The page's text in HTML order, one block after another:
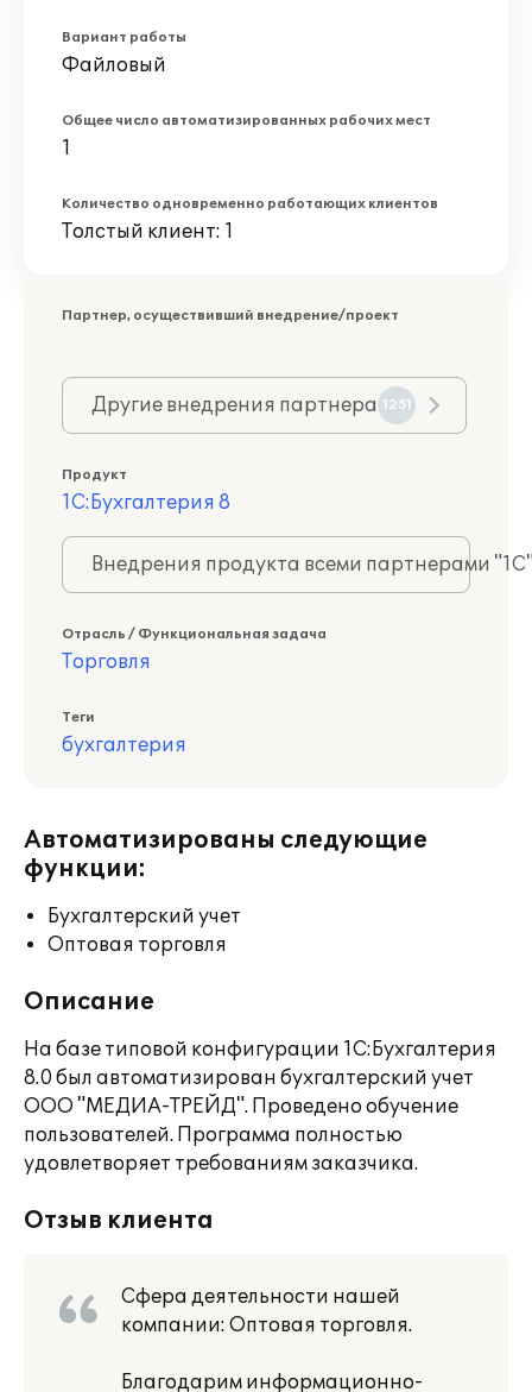
Вариант работы
Файловый
Общее число автоматизированных рабочих мест
1
Количество одновременно работающих клиентов
Толстый клиент: 1
Партнер, осуществивший внедрение/проект
Другие внедрения партнера 1251
Продукт
1С:Бухгалтерия 8
Внедрения продукта всеми партнерами
Отрасль / Функциональная задача
Торговля
Теги
бухгалтерия
Автоматизированы следующие
функции:
Бухгалтерский учет
Оптовая торговля
Описание
На базе типовой конфигурации 1С:Бухгалтерия
8.0 был автоматизирован бухгалтерский учет
ООО "МЕДИА-ТРЕЙД". Проведено обучение
пользователей. Программа полностью
удовлетворяет требованиям заказчика.
Отзыв клиента
Сфера деятельности нашей
компании: Оптовая торговля.
Благодарим информационно-